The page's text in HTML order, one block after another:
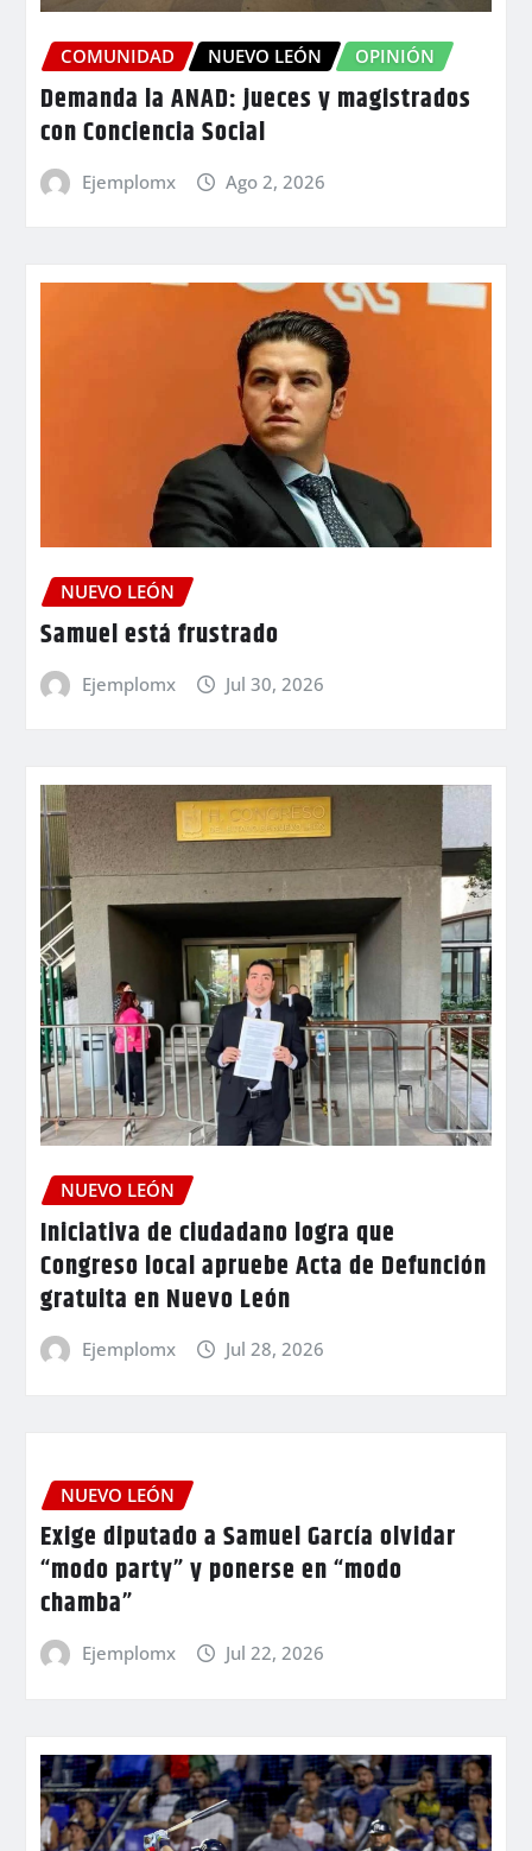
COMUNIDAD NUEVO LEÓN OPINIÓN
Demanda la ANAD: jueces y magistrados
con Conciencia Social
Ejemplomx Ago 2, 2026
NUEVO LEÓN
Samuel está frustrado
Ejemplomx Jul 30, 2026
NUEVO LEÓN
Iniciativa de ciudadano logra que
Congreso local apruebe Acta de Defunción
gratuita en Nuevo León
Ejemplomx Jul 28, 2026
NUEVO LEÓN
Exige diputado a Samuel García olvidar
“modo party” y ponerse en “modo
chamba”
Ejemplomx Jul 22, 2026